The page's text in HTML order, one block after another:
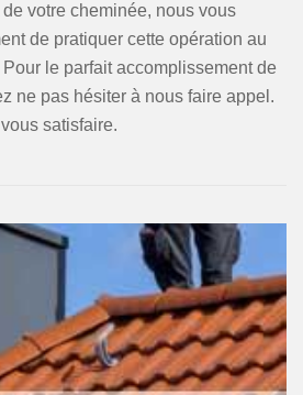
votre cheminée, nous vous
de pratiquer cette opération au
le parfait accomplissement de
ne pas hésiter à nous faire appel.
satisfaire.